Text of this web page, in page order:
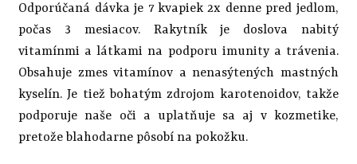
Odporúčaná dávka je 7 kvapiek 2x denne pred jedlom,
počas 3 mesiacov. Rakytník je doslova nabitý
vitamínmi a látkami na podporu imunity a trávenia.
Obsahuje zmes vitamínov a nenasýtených mastných
kyselín. Je tiež bohatým zdrojom karotenoidov, takže
podporuje naše oči a uplatňuje sa aj v kozmetike,
pretože blahodarne pôsobí na pokožku.